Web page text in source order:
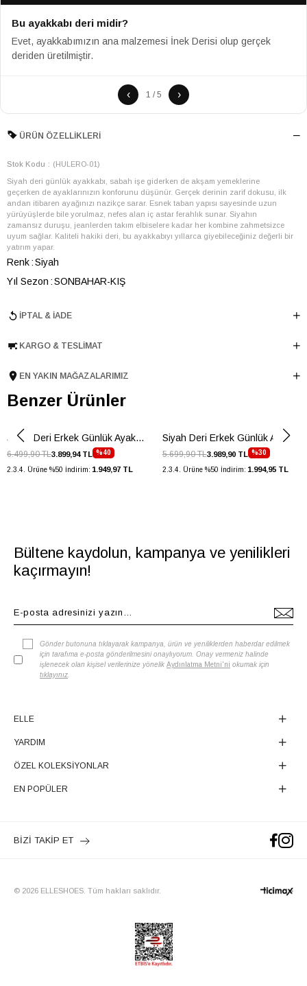
Bu ayakkabı deri midir?
Evet, ayakkabımızın ana malzemesi İnek Derisi olup gerçek
deriden üretilmiştir.
‹ 1 / 5 ›
ÜRÜN ÖZELLIKLERI
Stok Kodu (HULERO-01)
Siyah deri günlük ayakkabı, sabah işe giderken de akşam yemeklerine
geçerken de ayaklarınızın konforunu düşünür. Gerçek derinin zarif dokusu, ilk
andan itibaren ayağınızı nazikçe sarar. Esnek taban yapısı sayesinde uzun
yürüyüşlerde bile yorulmaz, nefes alan iç astar ferahlık sunar. Siyahın
zamansız duruşu, jeanlerden takım elbiselere kadar her kombine zahmetsizce
uyum sağlar. Kaliteli hakiki deri, bu ayakkabıyı yıllarca giyebileceğiniz değerli bir
yatırım yapar.
Renk Siyah
Yıl Sezon SONBAHAR-KIŞ
Cinsiyet ERKEK
İnek Derisi
Topuk Boyu
3.5 cm
Taban Malzemesi Kauçuk
Taban Yüksekliği
3.5 cm
Menşei TURKIYE
Ürün Grubu
AYAKKABI
İPTAL & İADE
KARGO & TESLIMAT
EN YAKIN MAĞAZALARIMIZ
Benzer Ürünler
Siyah Deri Erkek Günlük Ayakkbı
%40
3.899,94 TL
6.499,90 TL
2.3.4. Ürüne %50 İndirim: 1.949,97 TL
%30
3.989,90 TL
5.699,90 TL
2.3.4. Ürüne %50 İndirim: 1.994,95 TL
Bültene kaydolun, kampanya ve yenilikleri
kaçırmayın!
Gönder butonuna tıklayarak kampanya, ürün ve yeniliklerden haberdar edilmek
için tarafıma e-posta gönderilmesini onaylıyorum. Onay vermeniz halinde
işlenecek olan kişisel verilerinize yönelik Aydınlatma Metni'ni okumak için
tıklayınız
ELLE
YARDIM
ÖZEL KOLEKSİYONLAR
EN POPÜLER
BİZİ TAKİP ET
© 2026 ELLESHOES. Tüm hakları saklıdır.